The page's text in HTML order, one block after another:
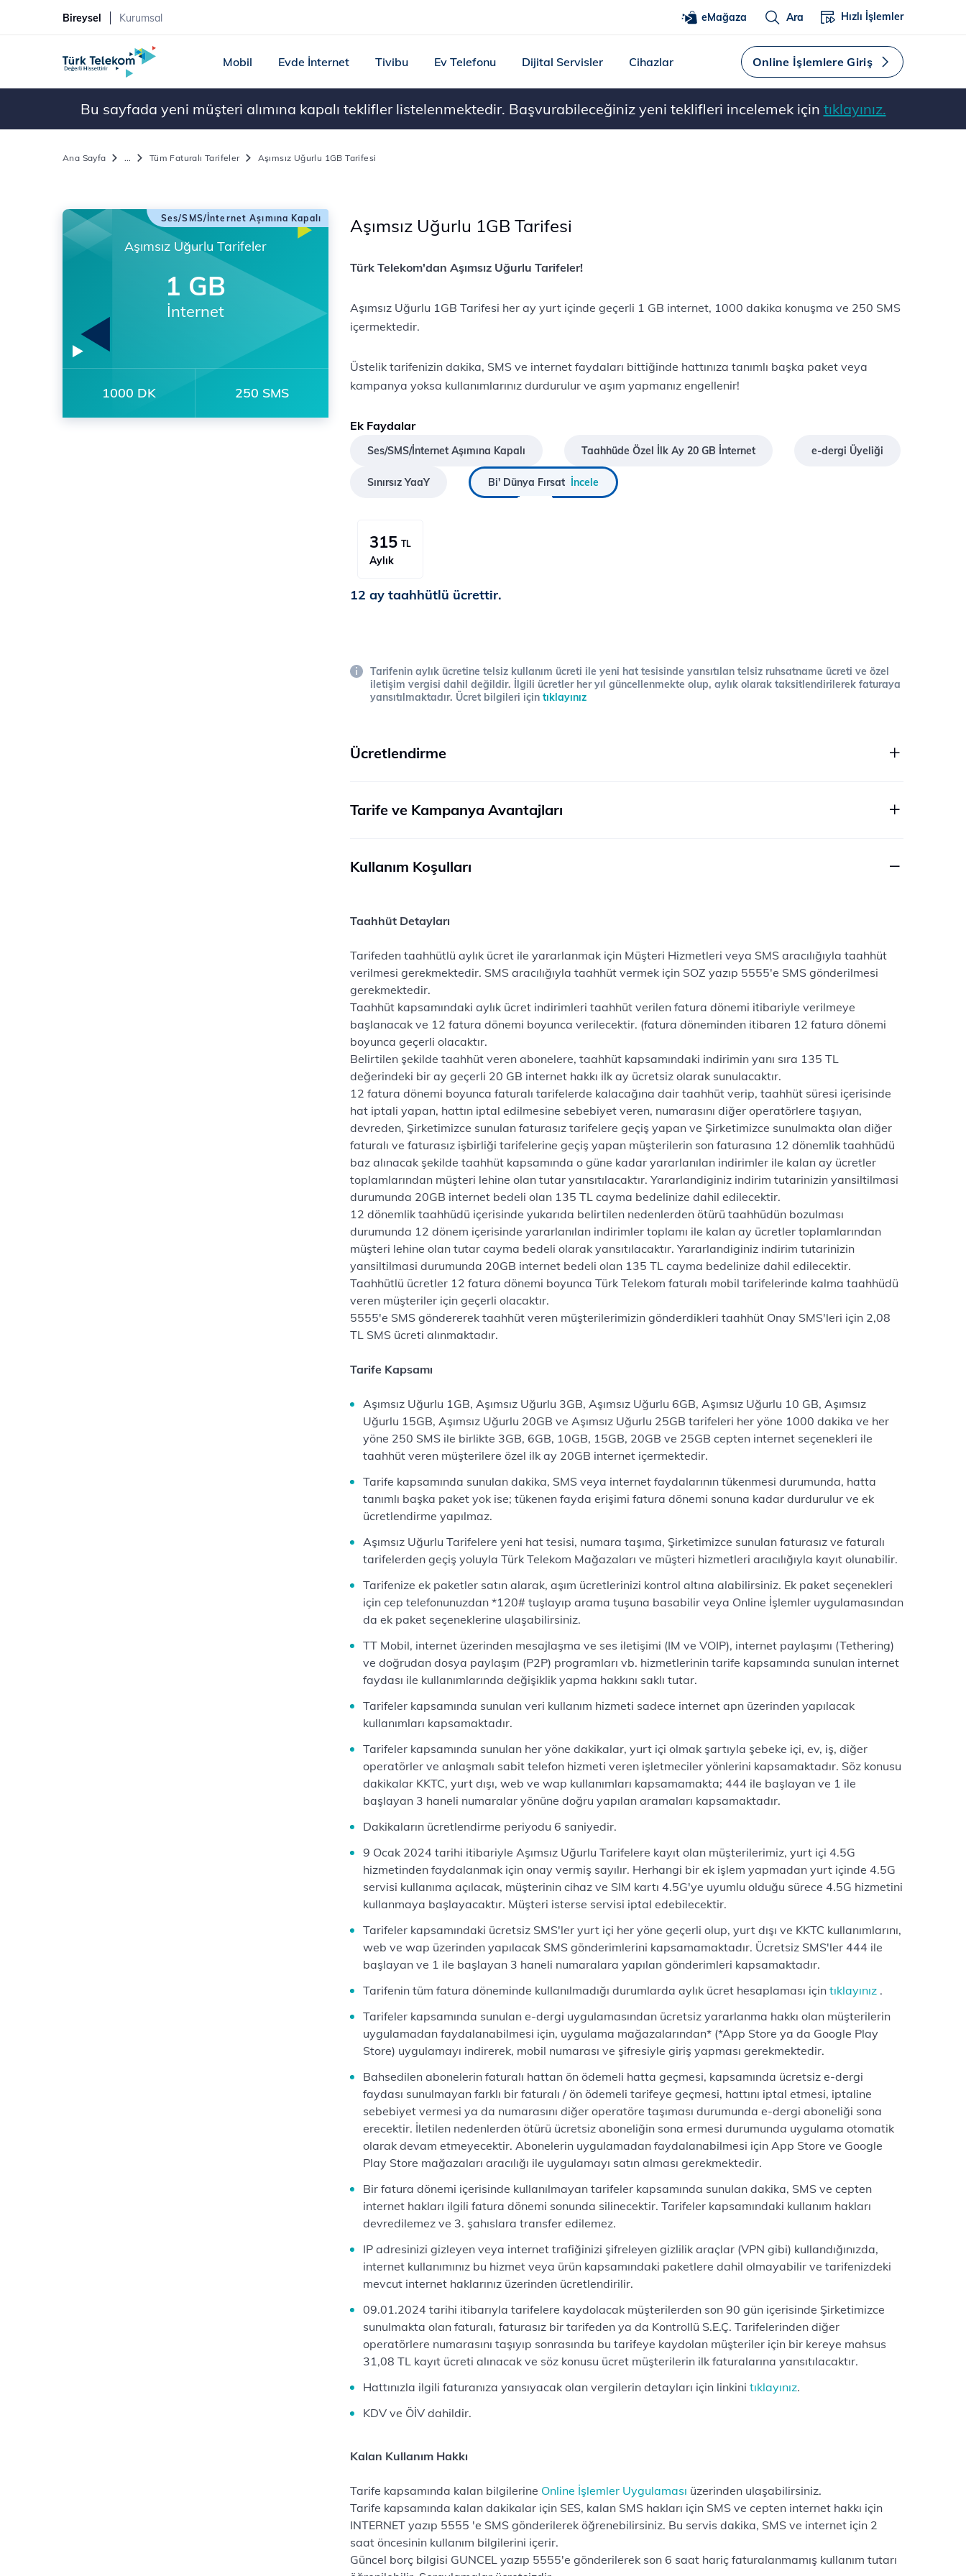
Bireysel Kurumsal eMağaza Ara Hızlı İşlemler
Mobil Evde İnternet Tivibu Ev Telefonu Dijital Servisler Cihazlar Online İşlemlere Giriş
Bu sayfada yeni müşteri alımına kapalı teklifler listelenmektedir. Başvurabileceğiniz yeni teklifleri incelemek için tıklayınız.
Ana Sayfa ... Tüm Faturalı Tarifeler Aşımsız Uğurlu 1GB Tarifesi
Ses/SMS/İnternet Aşımına Kapalı
Aşımsız Uğurlu Tarifeler
1 GB
İnternet
1000 DK 250 SMS
Aşımsız Uğurlu 1GB Tarifesi
Türk Telekom'dan Aşımsız Uğurlu Tarifeler!
Aşımsız Uğurlu 1GB Tarifesi her ay yurt içinde geçerli 1 GB internet, 1000 dakika konuşma ve 250 SMS
içermektedir.
Üstelik tarifenizin dakika, SMS ve internet faydaları bittiğinde hattınıza tanımlı başka paket veya
kampanya yoksa kullanımlarınız durdurulur ve aşım yapmanız engellenir!
Ek Faydalar
Ses/SMS/İnternet Aşımına Kapalı Taahhüde Özel İlk Ay 20 GB İnternet e-dergi Üyeliği
Sınırsız YaaY Bi' Dünya Fırsat İncele
315 TL
Aylık
12 ay taahhütlü ücrettir.
Tarifenin aylık ücretine telsiz kullanım ücreti ile yeni hat tesisinde yansıtılan telsiz ruhsatname ücreti ve özel
iletişim vergisi dahil değildir. İlgili ücretler her yıl güncellenmekte olup, aylık olarak taksitlendirilerek faturaya
yansıtılmaktadır. Ücret bilgileri için tıklayınız
Ücretlendirme
Tarife ve Kampanya Avantajları
Kullanım Koşulları
Taahhüt Detayları
Tarifeden taahhütlü aylık ücret ile yararlanmak için Müşteri Hizmetleri veya SMS aracılığıyla taahhüt
verilmesi gerekmektedir. SMS aracılığıyla taahhüt vermek için SOZ yazıp 5555'e SMS gönderilmesi
gerekmektedir.
Taahhüt kapsamındaki aylık ücret indirimleri taahhüt verilen fatura dönemi itibariyle verilmeye
başlanacak ve 12 fatura dönemi boyunca verilecektir. (fatura döneminden itibaren 12 fatura dönemi
boyunca geçerli olacaktır.
Belirtilen şekilde taahhüt veren abonelere, taahhüt kapsamındaki indirimin yanı sıra 135 TL
değerindeki bir ay geçerli 20 GB internet hakkı ilk ay ücretsiz olarak sunulacaktır.
12 fatura dönemi boyunca faturalı tarifelerde kalacağına dair taahhüt verip, taahhüt süresi içerisinde
hat iptali yapan, hattın iptal edilmesine sebebiyet veren, numarasını diğer operatörlere taşıyan,
devreden, Şirketimizce sunulan faturasız tarifelere geçiş yapan ve Şirketimizce sunulmakta olan diğer
faturalı ve faturasız işbirliği tarifelerine geçiş yapan müşterilerin son faturasına 12 dönemlik taahhüdü
baz alınacak şekilde taahhüt kapsamında o güne kadar yararlanılan indirimler ile kalan ay ücretler
toplamlarından müşteri lehine olan tutar yansıtılacaktır. Yararlandiginiz indirim tutarinizin yansiltilmasi
durumunda 20GB internet bedeli olan 135 TL cayma bedelinize dahil edilecektir.
12 dönemlik taahhüdü içerisinde yukarıda belirtilen nedenlerden ötürü taahhüdün bozulması
durumunda 12 dönem içerisinde yararlanılan indirimler toplamı ile kalan ay ücretler toplamlarından
müşteri lehine olan tutar cayma bedeli olarak yansıtılacaktır. Yararlandiginiz indirim tutarinizin
yansiltilmasi durumunda 20GB internet bedeli olan 135 TL cayma bedelinize dahil edilecektir.
Taahhütlü ücretler 12 fatura dönemi boyunca Türk Telekom faturalı mobil tarifelerinde kalma taahhüdü
veren müşteriler için geçerli olacaktır.
5555'e SMS göndererek taahhüt veren müşterilerimizin gönderdikleri taahhüt Onay SMS'leri için 2,08
TL SMS ücreti alınmaktadır.
Tarife Kapsamı
Aşımsız Uğurlu 1GB, Aşımsız Uğurlu 3GB, Aşımsız Uğurlu 6GB, Aşımsız Uğurlu 10 GB, Aşımsız
Uğurlu 15GB, Aşımsız Uğurlu 20GB ve Aşımsız Uğurlu 25GB tarifeleri her yöne 1000 dakika ve her
yöne 250 SMS ile birlikte 3GB, 6GB, 10GB, 15GB, 20GB ve 25GB cepten internet seçenekleri ile
taahhüt veren müşterilere özel ilk ay 20GB internet içermektedir.
Tarife kapsamında sunulan dakika, SMS veya internet faydalarının tükenmesi durumunda, hatta
tanımlı başka paket yok ise; tükenen fayda erişimi fatura dönemi sonuna kadar durdurulur ve ek
ücretlendirme yapılmaz.
Aşımsız Uğurlu Tarifelere yeni hat tesisi, numara taşıma, Şirketimizce sunulan faturasız ve faturalı
tarifelerden geçiş yoluyla Türk Telekom Mağazaları ve müşteri hizmetleri aracılığıyla kayıt olunabilir.
Tarifenize ek paketler satın alarak, aşım ücretlerinizi kontrol altına alabilirsiniz. Ek paket seçenekleri
için cep telefonunuzdan *120# tuşlayıp arama tuşuna basabilir veya Online İşlemler uygulamasından
da ek paket seçeneklerine ulaşabilirsiniz.
TT Mobil, internet üzerinden mesajlaşma ve ses iletişimi (IM ve VOIP), internet paylaşımı (Tethering)
ve doğrudan dosya paylaşım (P2P) programları vb. hizmetlerinin tarife kapsamında sunulan internet
faydası ile kullanımlarında değişiklik yapma hakkını saklı tutar.
Tarifeler kapsamında sunulan veri kullanım hizmeti sadece internet apn üzerinden yapılacak
kullanımları kapsamaktadır.
Tarifeler kapsamında sunulan her yöne dakikalar, yurt içi olmak şartıyla şebeke içi, ev, iş, diğer
operatörler ve anlaşmalı sabit telefon hizmeti veren işletmeciler yönlerini kapsamaktadır. Söz konusu
dakikalar KKTC, yurt dışı, web ve wap kullanımları kapsamamakta; 444 ile başlayan ve 1 ile
başlayan 3 haneli numaralar yönüne doğru yapılan aramaları kapsamaktadır.
Dakikaların ücretlendirme periyodu 6 saniyedir.
9 Ocak 2024 tarihi itibariyle Aşımsız Uğurlu Tarifelere kayıt olan müşterilerimiz, yurt içi 4.5G
hizmetinden faydalanmak için onay vermiş sayılır. Herhangi bir ek işlem yapmadan yurt içinde 4.5G
servisi kullanıma açılacak, müşterinin cihaz ve SIM kartı 4.5G'ye uyumlu olduğu sürece 4.5G hizmetini
kullanmaya başlayacaktır. Müşteri isterse servisi iptal edebilecektir.
Tarifeler kapsamındaki ücretsiz SMS'ler yurt içi her yöne geçerli olup, yurt dışı ve KKTC kullanımlarını,
web ve wap üzerinden yapılacak SMS gönderimlerini kapsamamaktadır. Ücretsiz SMS'ler 444 ile
başlayan ve 1 ile başlayan 3 haneli numaralara yapılan gönderimleri kapsamaktadır.
Tarifenin tüm fatura döneminde kullanılmadığı durumlarda aylık ücret hesaplaması için tıklayınız .
Tarifeler kapsamında sunulan e-dergi uygulamasından ücretsiz yararlanma hakkı olan müşterilerin
uygulamadan faydalanabilmesi için, uygulama mağazalarından* (*App Store ya da Google Play
Store) uygulamayı indirerek, mobil numarası ve şifresiyle giriş yapması gerekmektedir.
Bahsedilen abonelerin faturalı hattan ön ödemeli hatta geçmesi, kapsamında ücretsiz e-dergi
faydası sunulmayan farklı bir faturalı / ön ödemeli tarifeye geçmesi, hattını iptal etmesi, iptaline
sebebiyet vermesi ya da numarasını diğer operatöre taşıması durumunda e-dergi aboneliği sona
erecektir. İletilen nedenlerden ötürü ücretsiz aboneliğin sona ermesi durumunda uygulama otomatik
olarak devam etmeyecektir. Abonelerin uygulamadan faydalanabilmesi için App Store ve Google
Play Store mağazaları aracılığı ile uygulamayı satın alması gerekmektedir.
Bir fatura dönemi içerisinde kullanılmayan tarifeler kapsamında sunulan dakika, SMS ve cepten
internet hakları ilgili fatura dönemi sonunda silinecektir. Tarifeler kapsamındaki kullanım hakları
devredilemez ve 3. şahıslara transfer edilemez.
IP adresinizi gizleyen veya internet trafiğinizi şifreleyen gizlilik araçlar (VPN gibi) kullandığınızda,
internet kullanımınız bu hizmet veya ürün kapsamındaki paketlere dahil olmayabilir ve tarifenizdeki
mevcut internet haklarınız üzerinden ücretlendirilir.
09.01.2024 tarihi itibarıyla tarifelere kaydolacak müşterilerden son 90 gün içerisinde Şirketimizce
sunulmakta olan faturalı, faturasız bir tarifeden ya da Kontrollü S.E.Ç. Tarifelerinden diğer
operatörlere numarasını taşıyıp sonrasında bu tarifeye kaydolan müşteriler için bir kereye mahsus
31,08 TL kayıt ücreti alınacak ve söz konusu ücret müşterilerin ilk faturalarına yansıtılacaktır.
Hattınızla ilgili faturanıza yansıyacak olan vergilerin detayları için linkini tıklayınız.
KDV ve ÖİV dahildir.
Kalan Kullanım Hakkı
Tarife kapsamında kalan bilgilerine Online İşlemler Uygulaması üzerinden ulaşabilirsiniz.
Tarife kapsamında kalan dakikalar için SES, kalan SMS hakları için SMS ve cepten internet hakkı için
INTERNET yazıp 5555 'e SMS gönderilerek öğrenebilirsiniz. Bu servis dakika, SMS ve internet için 2
saat öncesinin kullanım bilgilerini içerir.
Güncel borç bilgisi GUNCEL yazıp 5555'e gönderilerek son 6 saat hariç faturalanmamış kullanım tutarı